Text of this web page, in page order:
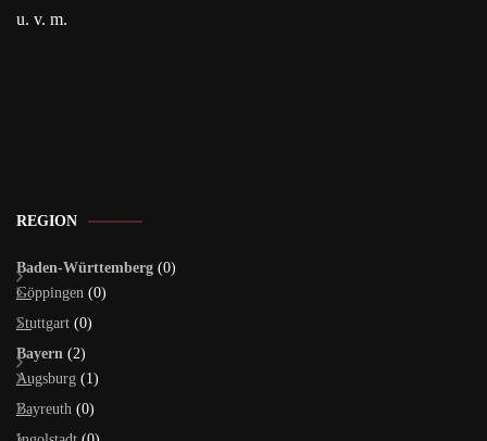
u. v. m.
REGION
Baden-Württemberg (0)
Göppingen (0)
Stuttgart (0)
Bayern (2)
Augsburg (1)
Bayreuth (0)